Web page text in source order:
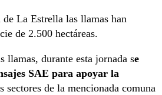
La Estrella las llamas han
de 2.500 hectáreas.
llamas, durante esta jornada se
SAE para apoyar la
sectores de la mencionada comuna